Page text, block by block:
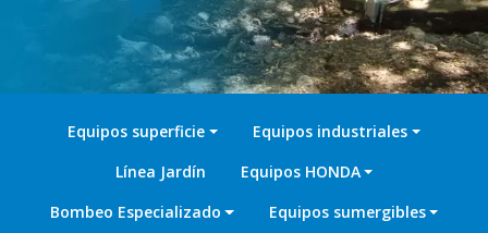
Equipos superficie
Equipos industriales
Línea Jardín
Equipos HONDA
Bombeo Especializado
Equipos sumergibles